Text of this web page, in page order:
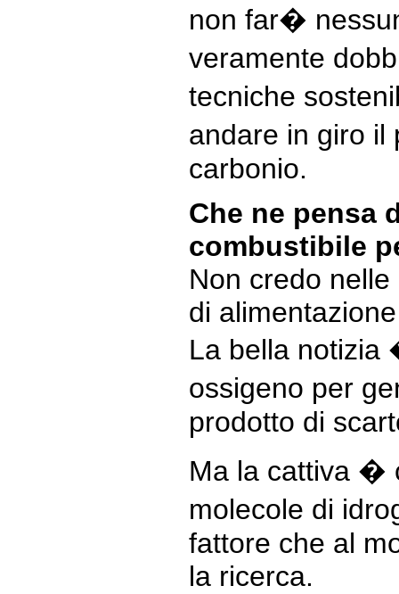
non far�
veramente
tecniche
andare in giro
carbonio.
Che ne pensa
combustibile
Non credo
di
La bella notizia
ossigeno per
prodotto di
Ma la cattiva �
molecole di
fattore che al
la ricerca.